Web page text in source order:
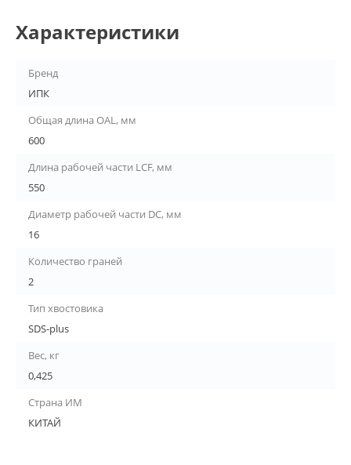
Характеристики
Бренд
ИПК
Общая длина OAL, мм
600
Длина рабочей части LCF, мм
550
Диаметр рабочей части DC, мм
16
Количество граней
2
Тип хвостовика
SDS-plus
Вес, кг
0,425
Страна ИМ
КИТАЙ